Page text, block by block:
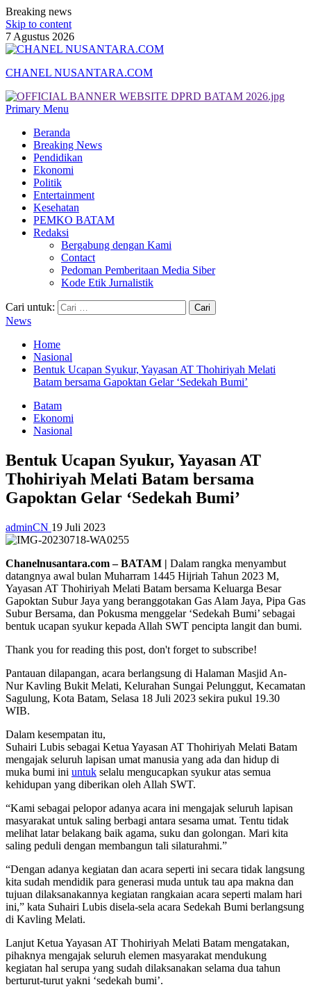
Breaking news
Skip to content
7 Agustus 2026
CHANEL NUSANTARA.COM
Primary Menu
Beranda
Breaking News
Pendidikan
Ekonomi
Politik
Entertainment
Kesehatan
PEMKO BATAM
Redaksi
Bergabung dengan Kami
Contact
Pedoman Pemberitaan Media Siber
Kode Etik Jurnalistik
Cari untuk:
News
Home
Nasional
Bentuk Ucapan Syukur, Yayasan AT Thohiriyah Melati
Batam bersama Gapoktan Gelar ‘Sedekah Bumi’
Batam
Ekonomi
Nasional
Bentuk Ucapan Syukur, Yayasan AT
Thohiriyah Melati Batam bersama
Gapoktan Gelar ‘Sedekah Bumi’
adminCN 19 Juli 2023
Chanelnusantara.com – BATAM | Dalam rangka menyambut
datangnya awal bulan Muharram 1445 Hijriah Tahun 2023 M,
Yayasan AT Thohiriyah Melati Batam bersama Keluarga Besar
Gapoktan Subur Jaya yang beranggotakan Gas Alam Jaya, Pipa Gas
Subur Bersama, dan Pokusma menggelar ‘Sedekah Bumi’ sebagai
bentuk ucapan syukur kepada Allah SWT pencipta langit dan bumi.
Thank you for reading this post, don't forget to subscribe!
Pantauan dilapangan, acara berlangsung di Halaman Masjid An-
Nur Kavling Bukit Melati, Kelurahan Sungai Pelunggut, Kecamatan
Sagulung, Kota Batam, Selasa 18 Juli 2023 sekira pukul 19.30
WIB.
Dalam kesempatan itu,
Suhairi Lubis sebagai Ketua Yayasan AT Thohiriyah Melati Batam
mengajak seluruh lapisan umat manusia yang ada dan hidup di
muka bumi ini untuk selalu mengucapkan syukur atas semua
kehidupan yang diberikan oleh Allah SWT.
“Kami sebagai pelopor adanya acara ini mengajak seluruh lapisan
masyarakat untuk saling berbagi antara sesama umat. Tentu tidak
melihat latar belakang baik agama, suku dan golongan. Mari kita
saling peduli dengan membangun tali silaturahmi.”
“Dengan adanya kegiatan dan acara seperti ini secara tidak langsung
kita sudah mendidik para generasi muda untuk tau apa makna dan
tujuan dilaksanakannya kegiatan rangkaian acara seperti malam hari
ini,” kata Suhairi Lubis disela-sela acara Sedekah Bumi berlangsung
di Kavling Melati.
Lanjut Ketua Yayasan AT Thohiriyah Melati Batam mengatakan,
pihaknya mengajak seluruh elemen masyarakat mendukung
kegiatan hal serupa yang sudah dilaksanakan selama dua tahun
berturut-turut yakni ‘sedekah bumi’.